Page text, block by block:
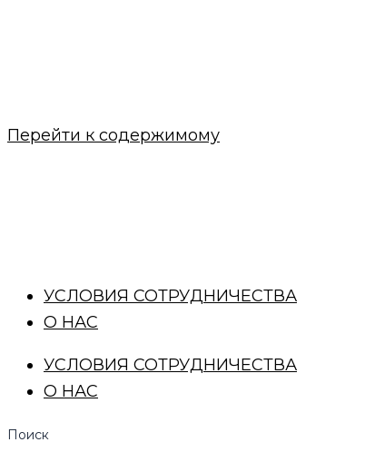
Перейти к содержимому
УСЛОВИЯ СОТРУДНИЧЕСТВА
О НАС
УСЛОВИЯ СОТРУДНИЧЕСТВА
О НАС
Поиск